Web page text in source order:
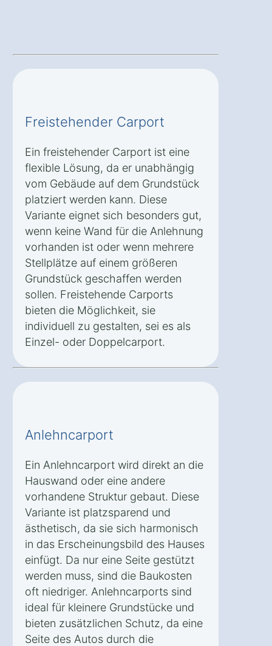
Freistehender Carport
Ein freistehender Carport ist eine
flexible Lösung, da er unabhängig
vom Gebäude auf dem Grundstück
platziert werden kann. Diese
Variante eignet sich besonders gut,
wenn keine Wand für die Anlehnung
vorhanden ist oder wenn mehrere
Stellplätze auf einem größeren
Grundstück geschaffen werden
sollen. Freistehende Carports
bieten die Möglichkeit, sie
individuell zu gestalten, sei es als
Einzel- oder Doppelcarport.
Anlehncarport
Ein Anlehncarport wird direkt an die
Hauswand oder eine andere
vorhandene Struktur gebaut. Diese
Variante ist platzsparend und
ästhetisch, da sie sich harmonisch
in das Erscheinungsbild des Hauses
einfügt. Da nur eine Seite gestützt
werden muss, sind die Baukosten
oft niedriger. Anlehncarports sind
ideal für kleinere Grundstücke und
bieten zusätzlichen Schutz, da eine
Seite des Autos durch die